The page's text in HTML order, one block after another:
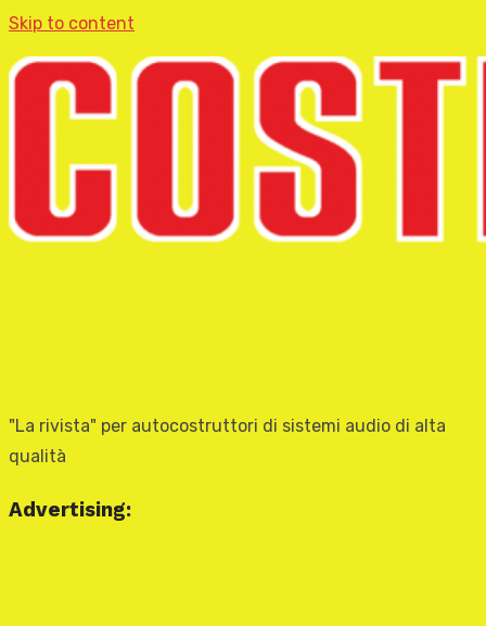
Skip to content
"La rivista" per autocostruttori di sistemi audio di alta
qualità
Advertising: